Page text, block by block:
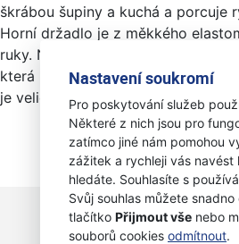
Nastavení soukromí
Pro poskytování služeb
Některé z nich jsou pro
zatímco jiné nám pomohou
zážitek a rychleji vás navést
hledáte. Souhlasíte s
Svůj souhlas můžete
tlačítko Přijmout vše nebo
souborů cookies odmítnout.
škrábou šupiny a kuchá a porcuje
Horní držadlo je z měkkého
ruky. Nůžky mají zámek pro
která poskytuje prstům
je velice pohodlná. Délka nůžek